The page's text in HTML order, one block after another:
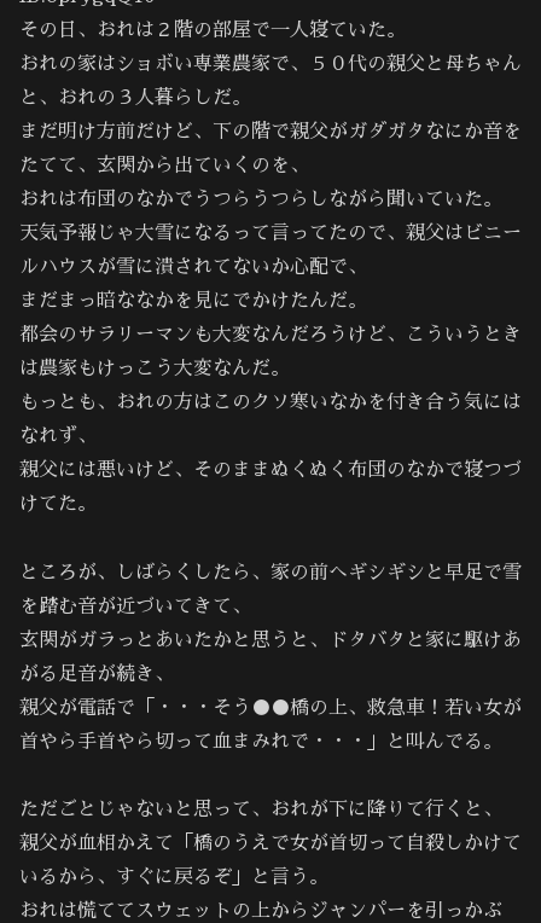
その日、おれは２階の部屋で一人寝ていた。
おれの家はショボい専業農家で、５０代の親父と母ちゃん
と、おれの３人暮らしだ。
まだ明け方前だけど、下の階で親父がガダガタなにか音を
たてて、玄関から出ていくのを、
おれは布団のなかでうつらうつらしながら聞いていた。
天気予報じゃ大雪になるって言ってたので、親父はビニー
ルハウスが雪に潰されてないか心配で、
まだまっ暗ななかを見にでかけたんだ。
都会のサラリーマンも大変なんだろうけど、こういうとき
は農家もけっこう大変なんだ。
もっとも、おれの方はこのクソ寒いなかを付き合う気には
なれず、
親父には悪いけど、そのままぬくぬく布団のなかで寝つづ
けてた。
ところが、しばらくしたら、家の前へギシギシと早足で雪
を踏む音が近づいてきて、
玄関がガラっとあいたかと思うと、ドタバタと家に駆けあ
がる足音が続き、
親父が電話で「・・・そう●●橋の上、救急車！若い女が
首やら手首やら切って血まみれで・・・」と叫んでる。
ただごとじゃないと思って、おれが下に降りて行くと、
親父が血相かえて「橋のうえで女が首切って自殺しかけて
いるから、すぐに戻るぞ」と言う。
おれは慌ててスウェットの上からジャンパーを引っかぶ